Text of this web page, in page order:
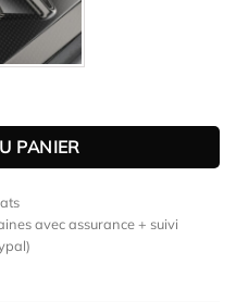
pour BMW Série 4 (F32 /
PANIER
avec assurance + suivi